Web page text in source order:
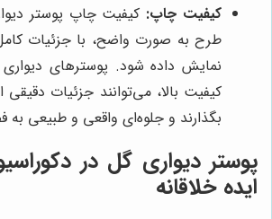
کیفیت چاپ: کیفیت چاپ پوستر
طرح به صورت واضح، با جزئیات
نمایش داده شود. پوسترهای
کیفیت بالا، می‌توانند جزئیات
بگذارند و جلوه‌ای واقعی و طبیعی به
پوستر دیواری گل در
ایده خلاقانه